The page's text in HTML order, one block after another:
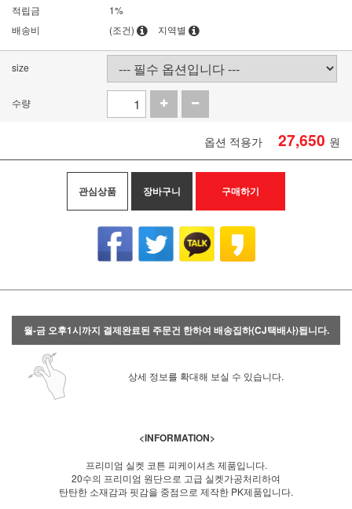
적립금
1%
배송비
(조건) 지역별
size
수량
옵션 적용가 27,650 원
관심상품 장바구니 구매하기
월-금 오후1시까지 결제완료된 주문건 한하여 배송집하(CJ택배사)됩니다.
상세 정보를 확대해 보실 수 있습니다.
<INFORMATION>
프리미엄 실켓 코튼 피케이셔츠 제품입니다.
20수의 프리미엄 원단으로 고급 실켓가공처리하여
탄탄한 소재감과 핏감을 중점으로 제작한 PK제품입니다.